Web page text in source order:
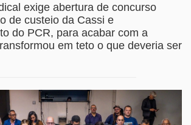
exige abertura de concurso
de custeio da Cassi e
do PCR, para acabar com a
em teto o que deveria ser